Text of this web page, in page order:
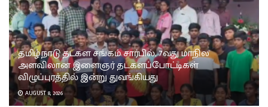
தமிழ்நாடு தடகள சங்கம் சார்பில், 7வது மாநில
அளவிலான இளைஞர் தடகளப்போட்டிகள்
விழுப்புரத்தில் இன்று துவங்கியது
AUGUST 8, 2026